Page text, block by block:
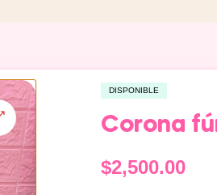
DISPONIBLE
Corona
$2,500.00